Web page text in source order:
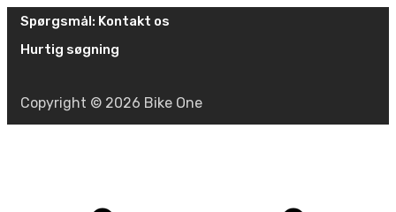
Spørgsmål: Kontakt os
Hurtig søgning
Copyright © 2026 Bike One